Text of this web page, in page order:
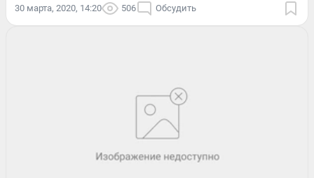
30 марта, 2020, 14:20 506 Обсудить